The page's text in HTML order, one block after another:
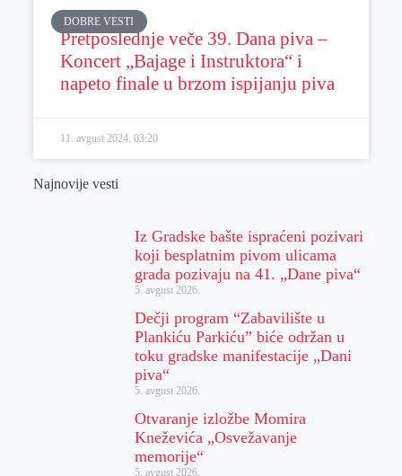
DOBRE VESTI
Pretposlednje veče 39. Dana piva –
Koncert „Bajage i Instruktora“ i
napeto finale u brzom ispijanju piva
11. avgust 2024. 03:20
Najnovije vesti
Iz Gradske bašte ispraćeni pozivari
koji besplatnim pivom ulicama
grada pozivaju na 41. „Dane piva“
5. avgust 2026.
Dečji program “Zabavilište u
Plankiću Parkiću” biće održan u
toku gradske manifestacije „Dani
piva“
5. avgust 2026.
Otvaranje izložbe Momira
Kneževića „Osvežavanje
memorije“
5. avgust 2026.